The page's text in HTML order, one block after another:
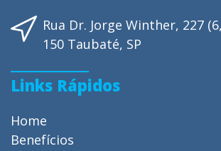
Rua Dr. Jorge Winther, 227
150 Taubaté, SP
Links Rápidos
Home
Benefícios